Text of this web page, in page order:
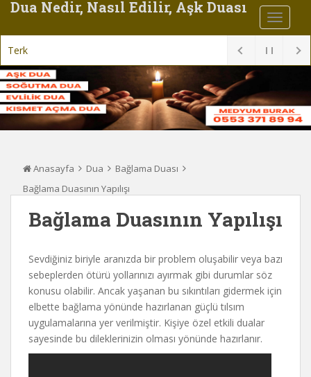
Dua Nedir, Nasıl Edilir, Aşk Duası
Terk Eden Nişanlımı Ger
Anasayfa Dua
Bağlama Duası
Bağlama Duasının Yapılışı
Bağlama Duasının Yapılışı
Sevdiğiniz biriyle aranızda bir problem oluşabilir veya bazı
sebeplerden ötürü yollarınızı ayırmak gibi durumlar söz
konusu olabilir. Ancak yaşanan bu sıkıntıları gidermek için
elbette bağlama yönünde hazırlanan güçlü tılsım
uygulamalarına yer verilmiştir. Kişiye özel etkili dualar
sayesinde bu dileklerinizin olması yönünde hazırlanır.